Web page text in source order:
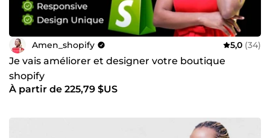
Amen_shopify 5,0 (34)
Je vais améliorer et designer votre boutique
shopify
À partir de 225,79 $US